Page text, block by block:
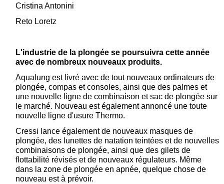
Cristina Antonini
Reto Loretz
L'industrie de la plongée se poursuivra cette année
avec de nombreux nouveaux produits.
Aqualung est livré avec de tout nouveaux ordinateurs de
plongée, compas et consoles, ainsi que des palmes et
une nouvelle ligne de combinaison et sac de plongée sur
le marché. Nouveau est également annoncé une toute
nouvelle ligne d'usure Thermo.
Cressi lance également de nouveaux masques de
plongée, des lunettes de natation teintées et de nouvelles
combinaisons de plongée, ainsi que des gilets de
flottabilité révisés et de nouveaux régulateurs. Même
dans la zone de plongée en apnée, quelque chose de
nouveau est à prévoir.